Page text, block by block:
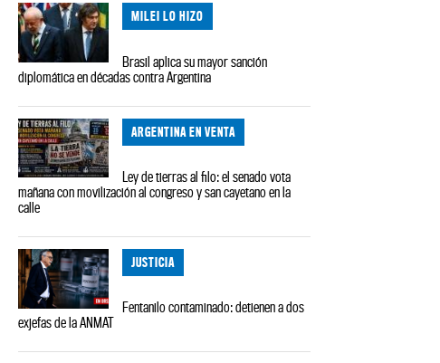
MILEI LO HIZO
Brasil aplica su mayor sanción
diplomática en décadas contra Argentina
ARGENTINA EN VENTA
Ley de tierras al filo: el senado vota
mañana con movilización al congreso y san cayetano en la
calle
JUSTICIA
Fentanilo contaminado: detienen a dos
exjefas de la ANMAT